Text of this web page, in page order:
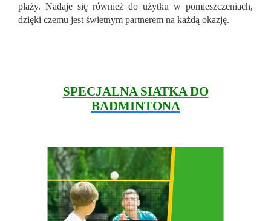
plaży. Nadaje się również do użytku w pomieszczeniach,
dzięki czemu jest świetnym partnerem na każdą okazję.
SPECJALNA SIATKA DO
BADMINTONA